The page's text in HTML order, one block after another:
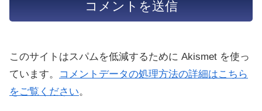
このサイトはスパムを低減するために Akismet を使っ
ています。
コメントデータの処理方法の詳細はこちら
をご覧ください。